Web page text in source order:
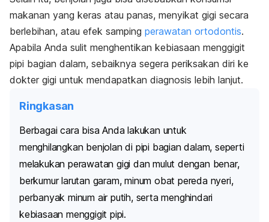
makanan yang keras atau panas, menyikat gigi secara
berlebihan, atau efek samping perawatan ortodontis.
Apabila Anda sulit menghentikan kebiasaan menggigit
pipi bagian dalam, sebaiknya segera periksakan diri ke
dokter gigi untuk mendapatkan diagnosis lebih lanjut.
Ringkasan
Berbagai cara bisa Anda lakukan untuk
menghilangkan benjolan di pipi bagian dalam, seperti
melakukan perawatan gigi dan mulut dengan benar,
berkumur larutan garam, minum obat pereda nyeri,
perbanyak minum air putih, serta menghindari
kebiasaan menggigit pipi.